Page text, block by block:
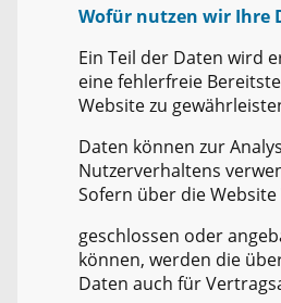
Wofür nutzen wir Ihre
Ein Teil der Daten wird
eine fehlerfreie
Website zu
Daten können zur
Nutzerverhaltens
Sofern über die
geschlossen oder
können, werden die
Daten auch für